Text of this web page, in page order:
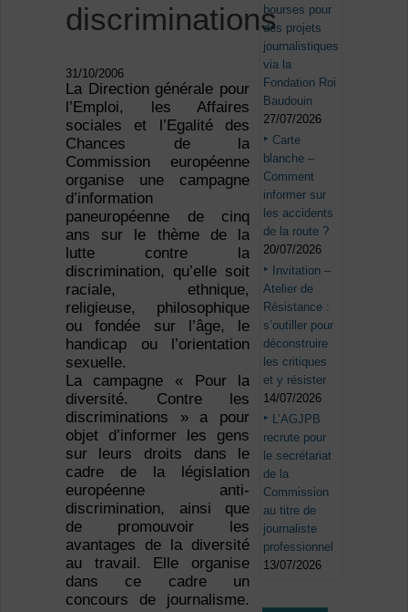
discriminations
31/10/2006
La Direction générale pour
l’Emploi, les Affaires
sociales et l’Egalité des
Chances de la
Commission européenne
organise une campagne
d’information
paneuropéenne de cinq
ans sur le thème de la
lutte contre la
discrimination, qu’elle soit
raciale, ethnique,
religieuse, philosophique
ou fondée sur l’âge, le
handicap ou l’orientation
sexuelle.
La campagne « Pour la
diversité. Contre les
discriminations » a pour
objet d’informer les gens
sur leurs droits dans le
cadre de la législation
européenne anti-
discrimination, ainsi que
de promouvoir les
avantages de la diversité
au travail. Elle organise
dans ce cadre un
concours de journalisme.
bourses pour
des projets
journalistiques
via la
Fondation Roi
Baudouin
27/07/2026
Carte
blanche –
Comment
informer sur
les accidents
de la route ?
20/07/2026
Invitation –
Atelier de
Résistance :
s’outiller pour
déconstruire
les critiques
et y résister
14/07/2026
L’AGJPB
recrute pour
le secrétariat
de la
Commission
au titre de
journaliste
professionnel
13/07/2026